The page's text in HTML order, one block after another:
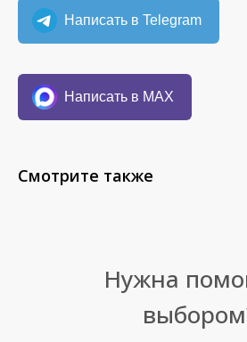
Написать в Telegram
Написать в MAX
Смотрите также
Нужна